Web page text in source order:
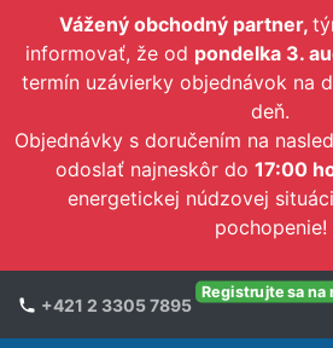
Vážený obchodný partner,
informovať, že od pondelka 3.
termín uzávierky objednávok na
deň.
Objednávky s doručením na
odoslať najneskôr do 17:00
energetickej núdzovej
pochopenie!
+421 2 3305 7895
Registrujte sa na